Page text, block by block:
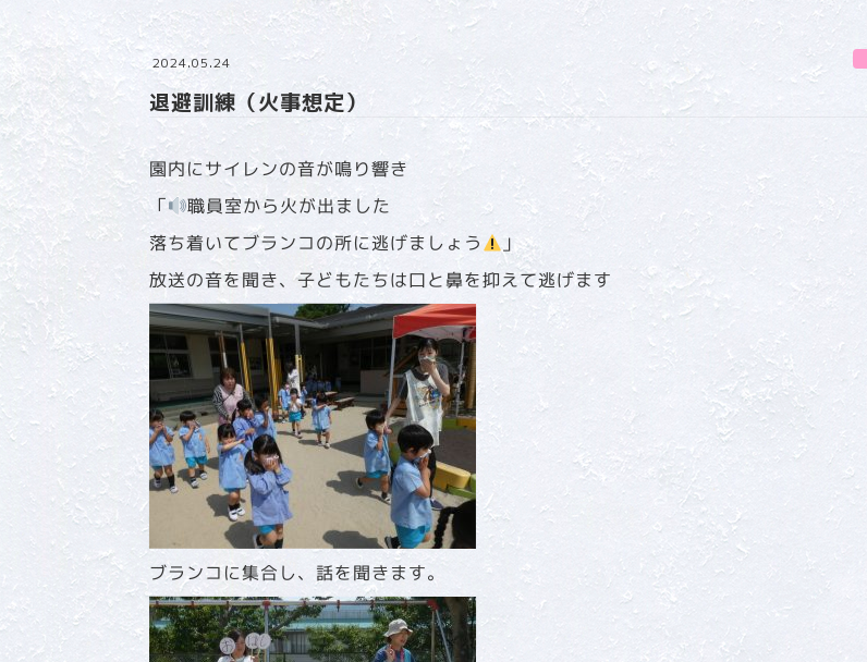
2024.05.24
退避訓練（火事想定）
園内にサイレンの音が鳴り響き
「 職員室から火が出ました
落ち着いてブランコの所に逃げましょう 」
放送の音を聞き、子どもたちは口と鼻を抑えて逃げます
ブランコに集合し、話を聞きます。